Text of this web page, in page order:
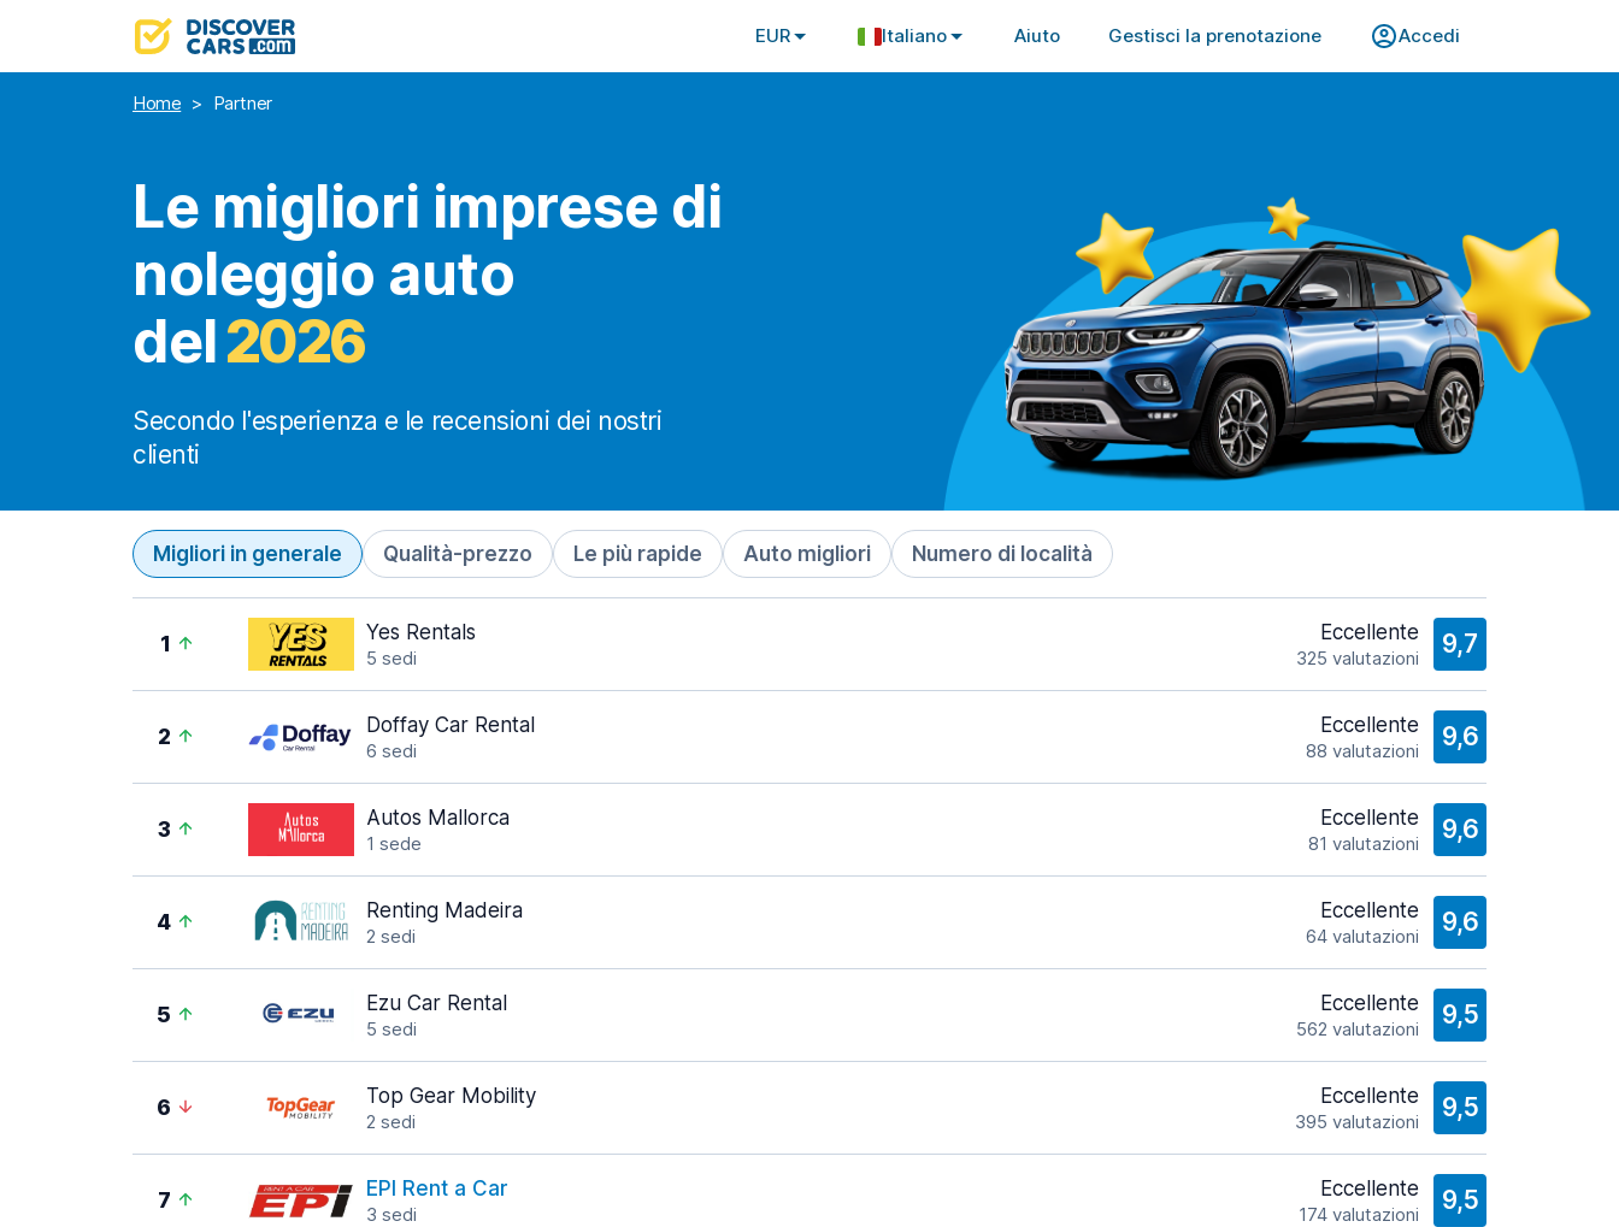
EUR Italiano Aiuto Gestisci la prenotazione Accedi
Home > Partner
Le migliori imprese di
noleggio auto
del2026
Secondo l'esperienza e le recensioni dei nostri
clienti
Migliori in generale Qualità-prezzo Le più rapide Auto migliori Numero di località
1 Yes Rentals
5 sedi
Eccellente
325 valutazioni 9,7
2 Doffay Car Rental
6 sedi
Eccellente
88 valutazioni 9,6
3 Autos Mallorca
1 sede
Eccellente
81 valutazioni 9,6
4 Renting Madeira
2 sedi
Eccellente
64 valutazioni 9,6
5 Ezu Car Rental
5 sedi
Eccellente
562 valutazioni 9,5
6 Top Gear Mobility
2 sedi
Eccellente
395 valutazioni 9,5
7 EPI Rent a Car
3 sedi
Eccellente
174 valutazioni 9,5